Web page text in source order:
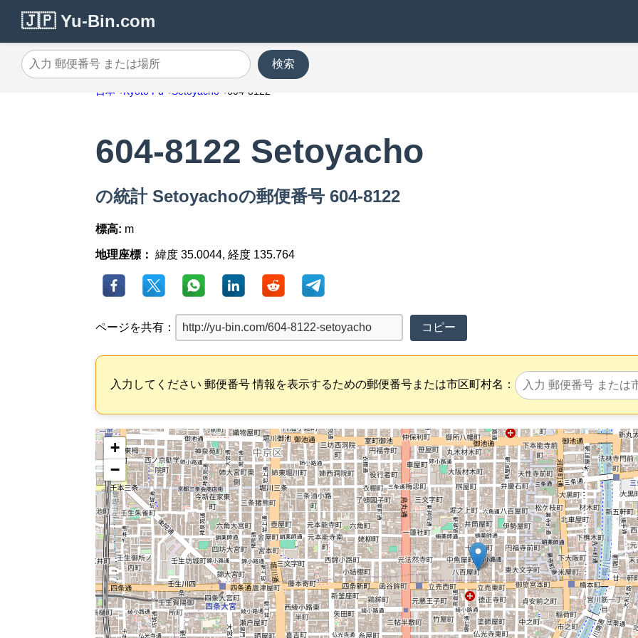
🇯🇵 Yu-Bin.com
入力 郵便番号 または場所
検索
日本 Kyoto Fu Setoyacho 604-8122
604-8122 Setoyacho
の統計 Setoyachoの郵便番号 604-8122
標高: m
地理座標： 緯度 35.0044, 経度 135.764
ページを共有： コピー
入力してください 郵便番号 情報を表示するための郵便番号または市区町村名：
+
−